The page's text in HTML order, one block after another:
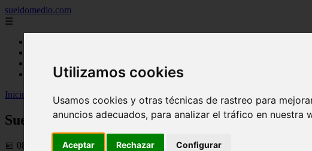
Utilizamos cookies
Usamos cookies y otras técnicas de rastreo para
anuncios adecuados, para analizar el tráfico en
Aceptar Rechazar Configurar
sueldomedio.com
☰
famosos
Inicio
sueldos Sueldo medio en Siena, Precios actualizados 2026
Sueldo medio en Siena, Precios actualizados 2026
📅 08/09/2025